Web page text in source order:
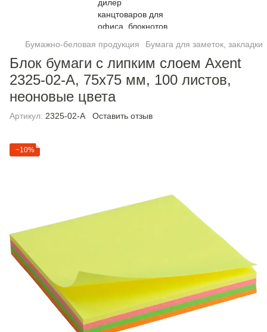
Бумажно-беловая продукция Бумага для заметок, закладки
Блок бумаги с липким слоем Axent
2325-02-A, 75x75 мм, 100 листов,
неоновые цвета
Артикул: 2325-02-A Оставить отзыв
−10%